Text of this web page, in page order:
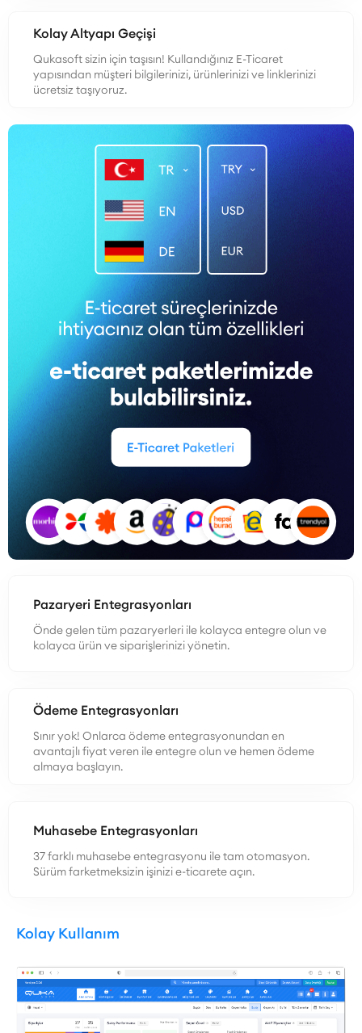
Kolay Altyapı Geçişi
Qukasoft sizin için taşısın! Kullandığınız E-Ticaret
yapısından müşteri bilgilerinizi, ürünlerinizi ve linklerinizi
ücretsiz taşıyoruz.
Pazaryeri Entegrasyonları
Önde gelen tüm pazaryerleri ile kolayca entegre olun ve
kolayca ürün ve siparişlerinizi yönetin.
Ödeme Entegrasyonları
Sınır yok! Onlarca ödeme entegrasyonundan en
avantajlı fiyat veren ile entegre olun ve hemen ödeme
almaya başlayın.
Muhasebe Entegrasyonları
37 farklı muhasebe entegrasyonu ile tam otomasyon.
Sürüm farketmeksizin işinizi e-ticarete açın.
Kolay Kullanım